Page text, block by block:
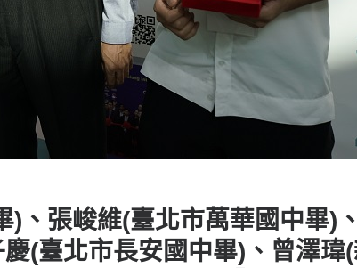
、張峻維(臺北市萬華國中畢)
(臺北市長安國中畢)、曾澤